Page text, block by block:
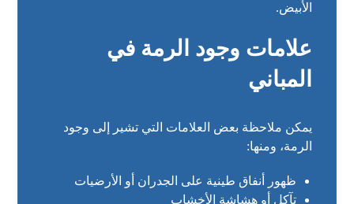
الأبيض.
علامات وجود الرمة في
المباني
يمكن ملاحظة بعض العلامات التي تشير إلى وجود
الرمة، ومنها:
ظهور أنفاق طينية على الجدران أو الأرضيات
تآكل أو هشاشة الأخشاب